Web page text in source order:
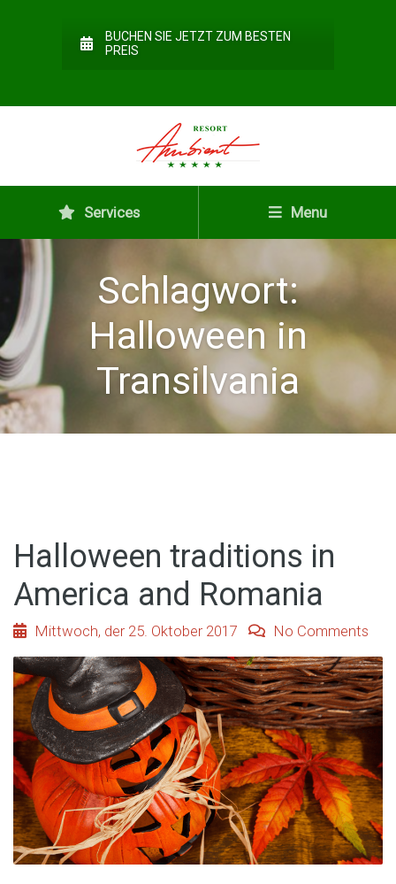
BUCHEN SIE JETZT ZUM BESTEN
PREIS
Services Menu
Schlagwort:
Halloween in
Transilvania
Halloween traditions in
America and Romania
Mittwoch, der 25. Oktober 2017 No Comments